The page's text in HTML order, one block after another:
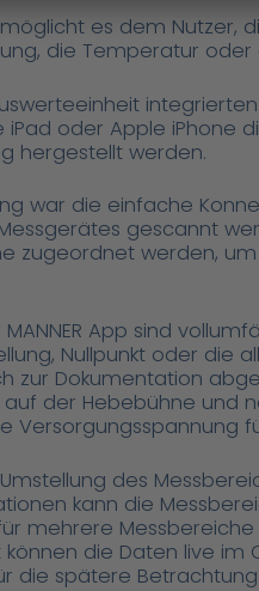
es dem
die Temperatur
iPad oder Apple iPhone
hergestellt werden.
war die einfache
gescannt
zugeordnet werden,
App sind
Nullpunkt oder die
zur Dokumentation
der Hebebühne und
Versorgungsspannung
des
kann die
mehrere
die Daten live im
die spätere